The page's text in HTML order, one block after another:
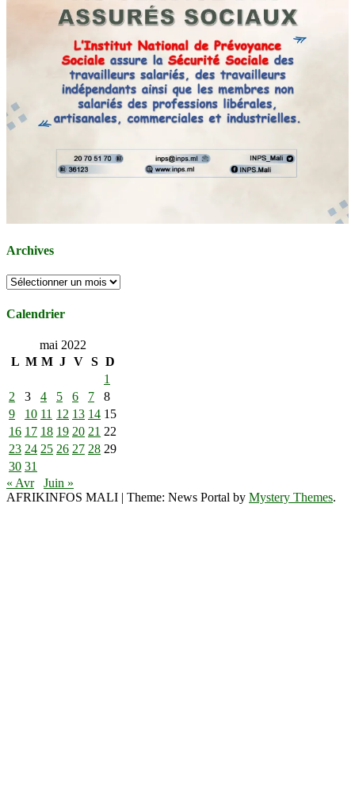
Archives
Archives
Calendrier
mai 2022
L M M J V S D
1
2
3 4 5 6 7
8
9
10 11 12 13 14 15
16 17 18 19 20 21 22
23 24 25 26 27 28 29
30 31
« Avr
Juin »
AFRIKINFOS MALI | Theme: News Portal by Mystery Themes.